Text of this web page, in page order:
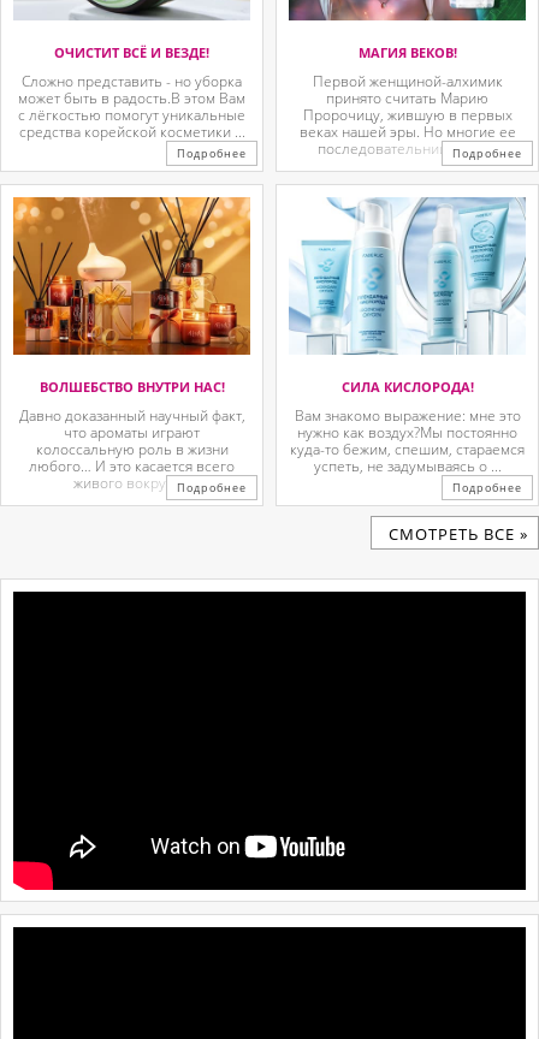
ОЧИСТИТ ВСЁ И ВЕЗДЕ!
Сложно представить - но уборка
может быть в радость.В этом Вам
с лёгкостью помогут уникальные
средства корейской косметики ...
Подробнее
МАГИЯ ВЕКОВ!
Первой женщиной-алхимик
принято считать Марию
Пророчицу, жившую в первых
веках нашей эры. Но многие ее
последовательницы так ...
Подробнее
ВОЛШЕБСТВО ВНУТРИ НАС!
Давно доказанный научный факт,
что ароматы играют
колоссальную роль в жизни
любого… И это касается всего
живого вокруг. ...Подробнее
СИЛА КИСЛОРОДА!
Вам знакомо выражение: мне это
нужно как воздух?Мы постоянно
куда-то бежим, спешим, стараемся
успеть, не задумываясь о ...
Подробнее
CМОТРЕТЬ ВСЕ »